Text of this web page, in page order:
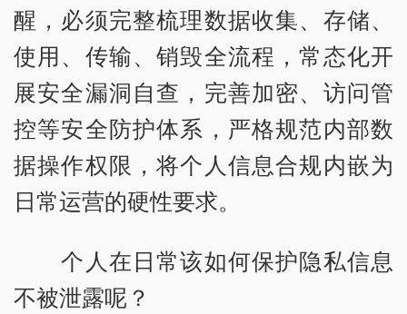
醒，必须完整梳理数据收集、存储、
使用、传输、销毁全流程，常态化开
展安全漏洞自查，完善加密、访问管
控等安全防护体系，严格规范内部数
据操作权限，将个人信息合规内嵌为
日常运营的硬性要求。
个人在日常该如何保护隐私信息
不被泄露呢？